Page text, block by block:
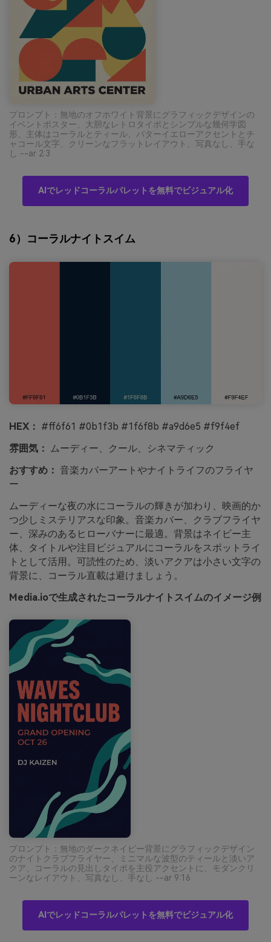
プロンプト：無地のオフホワイト背景にグラフィックデザインの
イベントポスター、大胆なレトロタイポとシンプルな幾何学図
形、主体はコーラルとティール、バターイエローアクセントとチ
ャコール文字、クリーンなフラットレイアウト、写真なし、手な
し --ar 2:3
AIでレッドコーラルパレットを無料でビジュアル化
6）コーラルナイトスイム
HEX： #ff6f61 #0b1f3b #1f6f8b #a9d6e5 #f9f4ef
雰囲気： ムーディー、クール、シネマティック
おすすめ： 音楽カバーアートやナイトライフのフライヤ
ー
ムーディーな夜の水にコーラルの輝きが加わり、映画的か
つ少しミステリアスな印象。音楽カバー、クラブフライヤ
ー、深みのあるヒローバナーに最適。背景はネイビー主
体、タイトルや注目ビジュアルにコーラルをスポットライ
トとして活用。可読性のため、淡いアクアは小さい文字の
背景に、コーラル直載は避けましょう。
Media.ioで生成されたコーラルナイトスイムのイメージ例
プロンプト：無地のダークネイビー背景にグラフィックデザイン
のナイトクラブフライヤー、ミニマルな波型のティールと淡いア
クア、コーラルの見出しタイポを主役アクセントに、モダンクリ
ーンなレイアウト、写真なし、手なし --ar 9:16
AIでレッドコーラルパレットを無料でビジュアル化